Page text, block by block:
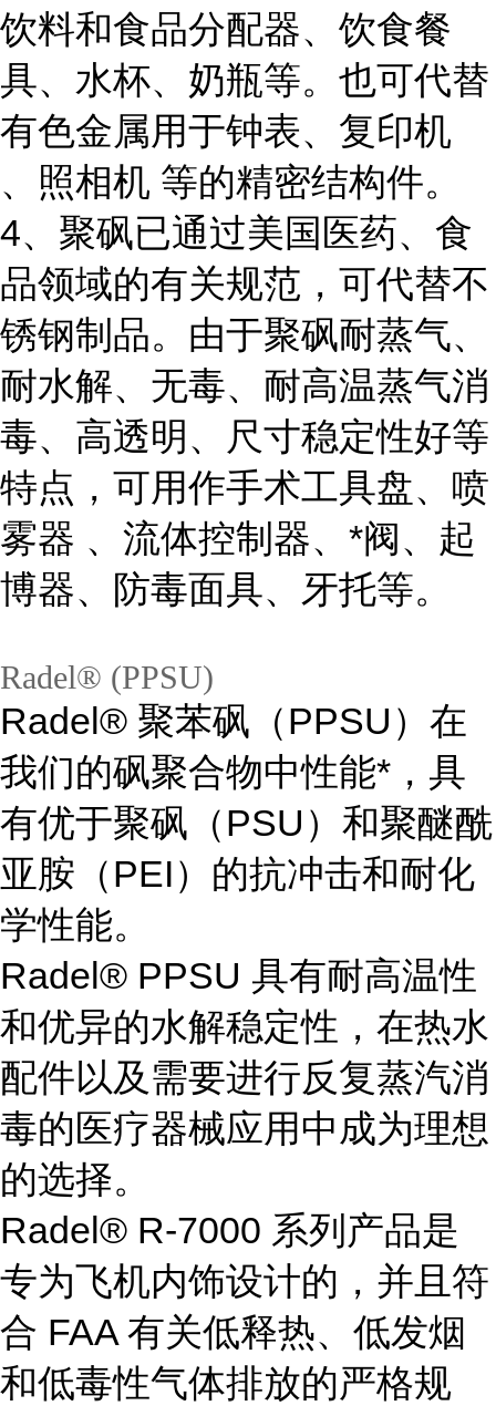
饮料和食品分配器、饮食餐
具、水杯、奶瓶等。也可代替
有色金属用于钟表、复印机
、照相机 等的精密结构件。
4、聚砜已通过美国医药、食
品领域的有关规范，可代替不
锈钢制品。由于聚砜耐蒸气、
耐水解、无毒、耐高温蒸气消
毒、高透明、尺寸稳定性好等
特点，可用作手术工具盘、喷
雾器 、流体控制器、*阀、起
博器、防毒面具、牙托等。
Radel® (PPSU)
Radel® 聚苯砜（PPSU）在
我们的砜聚合物中性能*，具
有优于聚砜（PSU）和聚醚酰
亚胺（PEI）的抗冲击和耐化
学性能。
Radel® PPSU 具有耐高温性
和优异的水解稳定性，在热水
配件以及需要进行反复蒸汽消
毒的医疗器械应用中成为理想
的选择。
Radel® R-7000 系列产品是
专为飞机内饰设计的，并且符
合 FAA 有关低释热、低发烟
和低毒性气体排放的严格规